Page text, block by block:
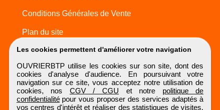
Les cookies permettent d'améliorer votre navigation
OUVRIERBTP utilise les cookies sur son site, dont des
cookies d'analyse d'audience. En poursuivant votre
navigation sur ce site, vous acceptez notre utilisation de
cookies, nos CGV / CGU et notre politique de
confidentialitépour vous proposer des services adaptés à
vos centres d'intérêt et réaliser des statistiques de visites.
Conditions Générales de Vente
Plan du site